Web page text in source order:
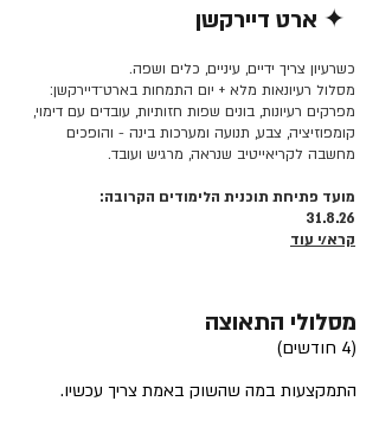
✦ ארט דיירקשן
כשרעיון צריך ידיים, עיניים, כלים ושפה.
מסלול רעיונאות מלא + יום התמחות בארט־דיירקשן:
מפרקים רעיונות, בונים שפות חזותיות, עובדים עם דימוי,
קומפוזיציה, צבע, תנועה ומערכות בינה - והופכים
מחשבה לקריאייטיב שנראה, מרגיש ועובד.
מועד פתיחת תוכנית הלימודים הקרובה:
31.8.26
קרא/י עוד
מסלולי התאוצה
(4 חודשים)
התמקצעות במה שהשוק באמת צריך עכשיו.